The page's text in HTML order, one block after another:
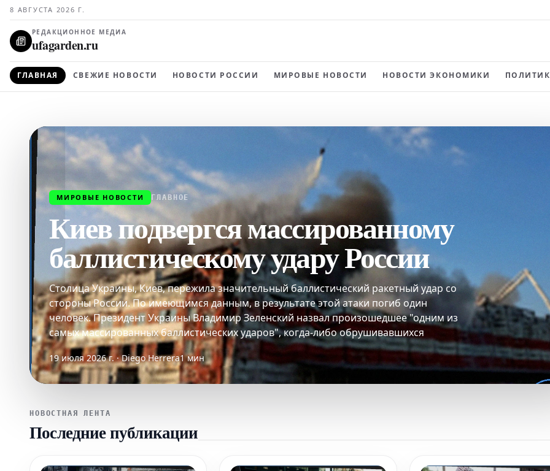
8 АВГУСТА 2026 Г.
РЕДАКЦИОННОЕ МЕДИА
ufagarden.ru
ГЛАВНАЯ СВЕЖИЕ НОВОСТИ НОВОСТИ РОССИИ МИРОВЫЕ НОВОСТИ НОВОСТИ ЭКОНОМИКИ
МИРОВЫЕ НОВОСТИ ГЛАВНОЕ
Киев подвергся массированному
баллистическому удару России
Столица Украины, Киев, пережила значительный баллистический ракетный удар со
стороны России. По имеющимся данным, в результате этой атаки погиб один
человек. Президент Украины Владимир Зеленский назвал произошедшее "одним из
самых массированных баллистических ударов", когда-либо обрушивавшихся
19 июля 2026 г. · Diego Herrera1 мин
НОВОСТНАЯ ЛЕНТА
Последние публикации